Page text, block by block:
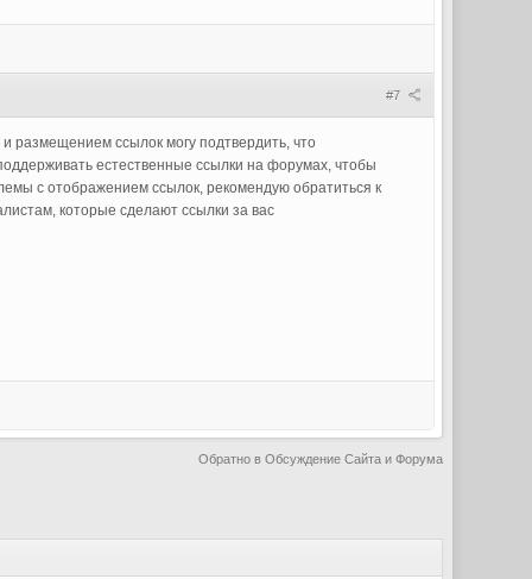
#7
размещением ссылок могу подтвердить, что
естественные ссылки на форумах, чтобы
с отображением ссылок, рекомендую обратиться к
которые сделают ссылки за вас
Обратно в Обсуждение Сайта и Форума